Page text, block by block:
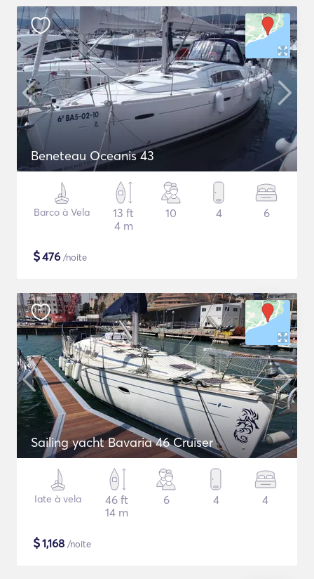
Beneteau Oceanis 43
Barco à Vela
13 ft
4 m
10 4 6
$476 /noite
Sailing yacht Bavaria 46 Cruiser
Iate à vela
46 ft
14 m
6 4 4
$1,168 /noite